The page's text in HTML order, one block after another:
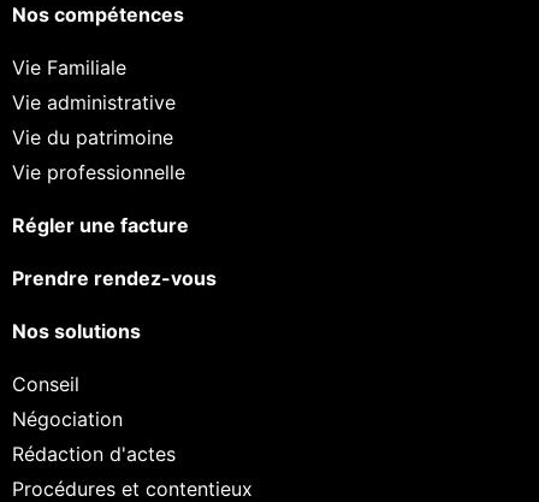
Nos compétences
Vie Familiale
Vie administrative
Vie du patrimoine
Vie professionnelle
Régler une facture
Prendre rendez-vous
Nos solutions
Conseil
Négociation
Rédaction d'actes
Procédures et contentieux